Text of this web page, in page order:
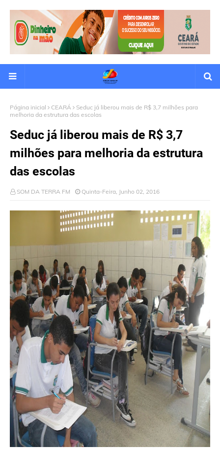
Página inicial CEARÁ
Seduc já liberou mais de R$ 3,7 milhões para
melhoria da estrutura das escolas
Seduc já liberou mais de R$ 3,7
milhões para melhoria da estrutura
das escolas
SOM DA TERRA FM Quinta-Feira, Junho 02, 2016